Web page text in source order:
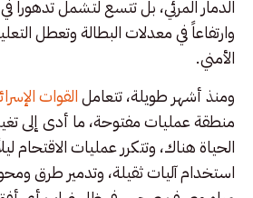
الدمار المرئي، بل تتسع لتشمل تدهوراً
وارتفاعاً في معدلات البطالة وتعطل
الأمني.
ومنذ أشهر طويلة، تتعاملالقوات
منطقة عمليات مفتوحة، ما أدى إلى
الحياة هناك، وتتكرر عمليات الاقتحام
استخدام آليات ثقيلة، وتدمير طرق